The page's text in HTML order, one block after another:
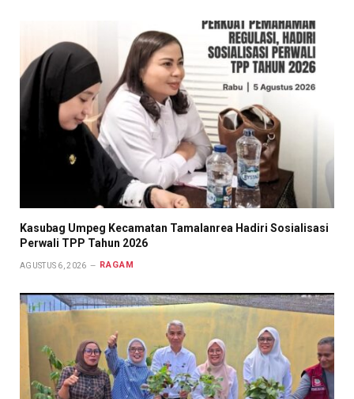
Kasubag Umpeg Kecamatan Tamalanrea Hadiri Sosialisasi
Perwali TPP Tahun 2026
AGUSTUS 6, 2026 RAGAM